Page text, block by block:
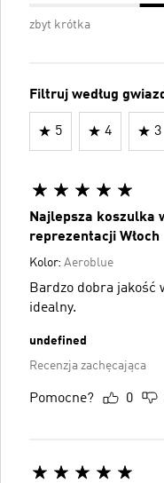
zbyt krótka
Filtruj według
5 4 3
Najlepsza koszulka
reprezentacji Włoch
Kolor: Aeroblue
Bardzo dobra jakość
idealny.
undefined
Recenzja zachęcająca
Pomocne? 0